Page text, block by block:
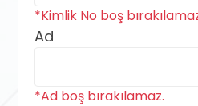
*Kimlik No boş
Ad
*Ad boş bırakılamaz.